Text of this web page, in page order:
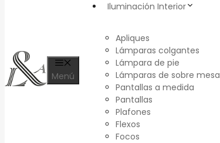
Menú
Iluminación Interior
Apliques
Lámparas colgantes
Lámpara de pie
Lámparas de sobre mesa
Pantallas a medida
Pantallas
Plafones
Flexos
Focos